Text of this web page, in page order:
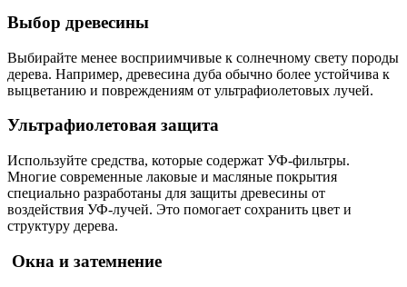
Выбор древесины
Выбирайте менее восприимчивые к солнечному свету породы
дерева. Например, древесина дуба обычно более устойчива к
выцветанию и повреждениям от ультрафиолетовых лучей.
Ультрафиолетовая защита
Используйте средства, которые содержат УФ-фильтры.
Многие современные лаковые и масляные покрытия
специально разработаны для защиты древесины от
воздействия УФ-лучей. Это помогает сохранить цвет и
структуру дерева.
Окна и затемнение